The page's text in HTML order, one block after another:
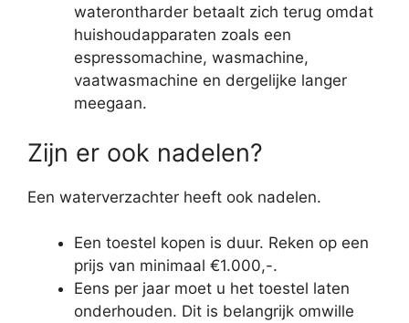
waterontharder betaalt zich terug omdat
huishoudapparaten zoals een
espressomachine, wasmachine,
vaatwasmachine en dergelijke langer
meegaan.
Zijn er ook nadelen?
Een waterverzachter heeft ook nadelen.
Een toestel kopen is duur. Reken op een
prijs van minimaal €1.000,-.
Eens per jaar moet u het toestel laten
onderhouden. Dit is belangrijk omwille